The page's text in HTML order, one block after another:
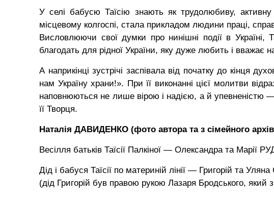
У селі бабусю Таїсію знають як трудолюбиву,
місцевому колгоспі, стала прикладом людини праці,
Висловлюючи свої думки про нинішні події в Україні,
благодать для рідної України, яку дуже любить і вважає
А наприкінці зустрічі заспівала від початку до кінця
нам Україну храни!». При її виконанні цієї молитви
наповнюються не лише вірою і надією, а й упевненістю
її Творця.
Наталія ДАВИДЕНКО (фото автора та з сімейного
Весілля батьків Таїсії Палкіної — Олександра та Марії
Дід і бабуся Таїсії по материній лінії — Григорій та
(дід Григорій був правою рукою Лазаря Бродського,